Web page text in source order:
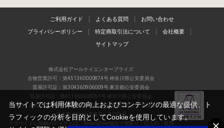
ご利用ガイド よくある質問 お問い合わせ
プライバシーポリシー 特定商取引法について 会社概要
サイトマップ
株式会社アールケイエンタープライズ
古物営業許可：第451360000874号 神奈川県公安委員会
質屋許可証：第304360906009号 東京都公安委員会
質屋許可証：第451363600051号 神奈川県公安委員会
当店は、偽造品の流通防止を目指すAACD(日本流通自主管理協会)の正会
員企業です(会員番号：R-0196)
※当サイトに掲載のアイテムは、RodeoDrive独自で買取り・仕入れ・販売
当サイトでは利用体験の向上およびコンテンツの最適な提供、ト
ラフィックの分析を目的としてCookieを使用しています。